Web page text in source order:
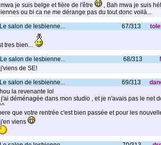
je suis belge et fière de l'être
, Bah mwa je suis
ou bi ca ne me dérange pas du tout donc voilà...
Le salon de lesbienne...
67/313
tres bien...
Le salon de lesbienne...
68/313
j'viens de SE!
Le salon de lesbienne...
69/313
la revenante lol
déménagée dans mon studio , et je n'avais pas le net
que votre rentrée c'est bien passée et pour les
viens